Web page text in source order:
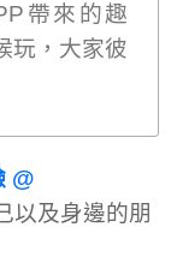
帶來的趣
玩，大家彼
@
以及身邊的朋